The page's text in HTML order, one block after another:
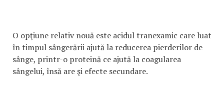
O opţiune relativ nouă este acidul tranexamic care luat
în timpul sângerării ajută la reducerea pierderilor de
sânge, printr-o proteină ce ajută la coagularea
sângelui, însă are şi efecte secundare.